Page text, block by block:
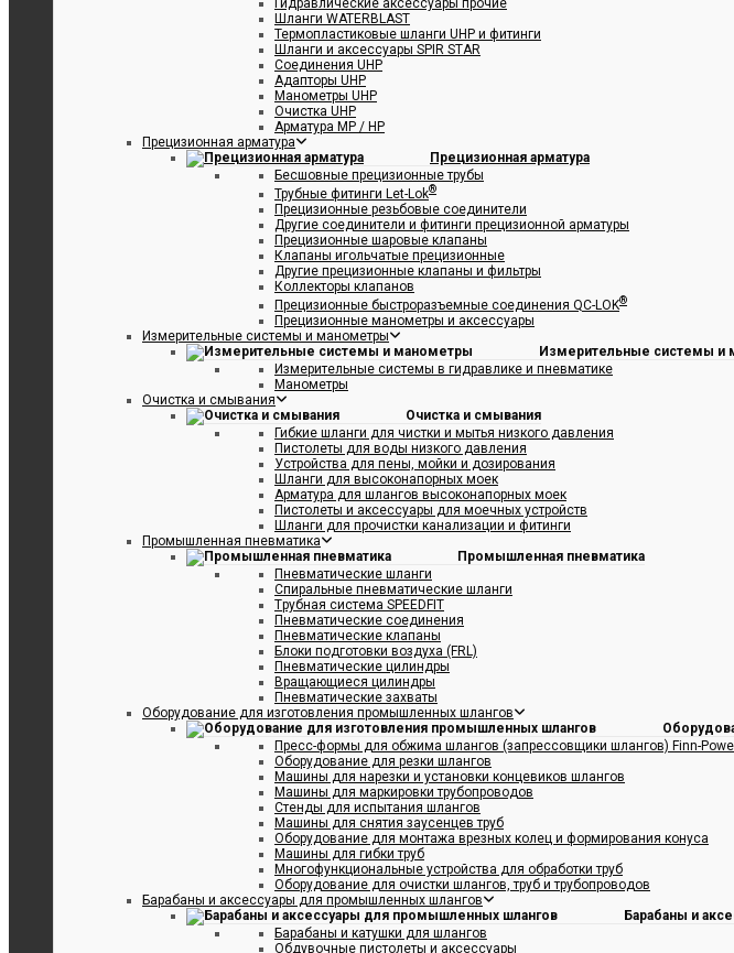
Шланги WATERBLAST
Термопластиковые шланги UHP и фитинги
Шланги и аксессуары SPIR STAR
Соединения UHP
Адапторы UHP
Манометры UHP
Очистка UHP
Арматура MP / HP
Прецизионная арматура
Прецизионная арматура
Бесшовные прецизионные трубы
Трубные фитинги Let-Lok®
Прецизионные резьбовые соединители
Другие соединители и фитинги прецизионной арматуры
Прецизионные шаровые клапаны
Клапаны игольчатые прецизионные
Другие прецизионные клапаны и фильтры
Коллекторы клапанов
Прецизионные быстроразъемные соединения QC-LOK®
Прецизионные манометры и аксессуары
Измерительные системы и манометры
Измерительные системы и
Измерительные системы в гидравлике и пневматике
Манометры
Очистка и смывания
Очистка и смывания
Гибкие шланги для чистки и мытья низкого давления
Пистолеты для воды низкого давления
Устройства для пены, мойки и дозирования
Шланги для высоконапорных моек
Арматура для шлангов высоконапорных моек
Пистолеты и аксессуары для моечных устройств
Шланги для прочистки канализации и фитинги
Промышленная пневматика
Промышленная пневматика
Пневматические шланги
Спиральные пневматические шланги
Tрубная система SPEEDFIT
Пневматические соединения
Пневматические клапаны
Блоки подготовки воздуха (FRL)
Пневматические цилиндры
Вращающиеся цилиндры
Пневматические захваты
Оборудование для изготовления промышленных шлангов
Пресс-формы для обжима шлангов (запрессовщики шлангов) Finn-
Оборудование для резки шлангов
Машины для нарезки и установки концевиков шлангов
Машины для маркировки трубопроводов
Стенды для испытания шлангов
Машины для снятия заусенцев труб
Оборудование для монтажа врезных колец и формирования конуса
Машины для гибки труб
Многофункциональные устройства для обработки труб
Оборудование для очистки шлангов, труб и трубопроводов
Барабаны и аксессуары для промышленных шлангов
Барабаны и
Барабаны и катушки для шлангов
Обдувочные пистолеты и аксессуары